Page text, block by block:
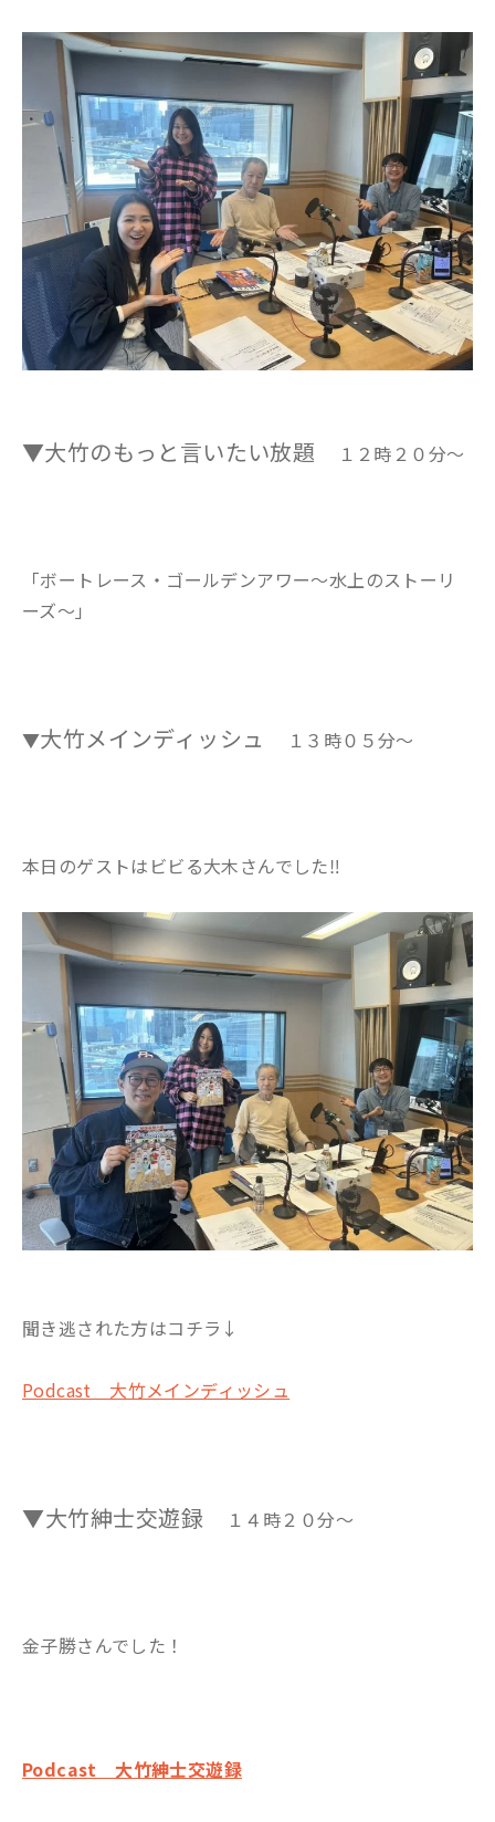
▼大竹のもっと言いたい放題 １２時２０分～
「ボートレース・ゴールデンアワー～水上のストーリ
ーズ～」
▼大竹メインディッシュ １３時０５分～
本日のゲストはビビる大木さんでした‼
聞き逃された方はコチラ↓
Podcast 大竹メインディッシュ
▼大竹紳士交遊録 １４時２０分～
金子勝さんでした！
Podcast 大竹紳士交遊録